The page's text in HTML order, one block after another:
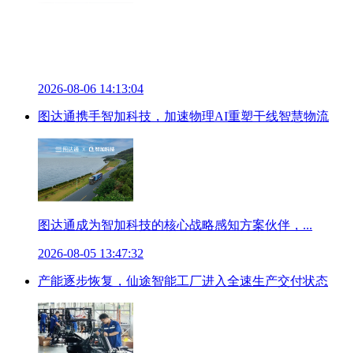
2026-08-06 14:13:04
图达通携手智加科技，加速物理AI重塑干线智慧物流
图达通成为智加科技的核心战略感知方案伙伴，...
2026-08-05 13:47:32
产能逐步恢复，仙途智能工厂进入全速生产交付状态